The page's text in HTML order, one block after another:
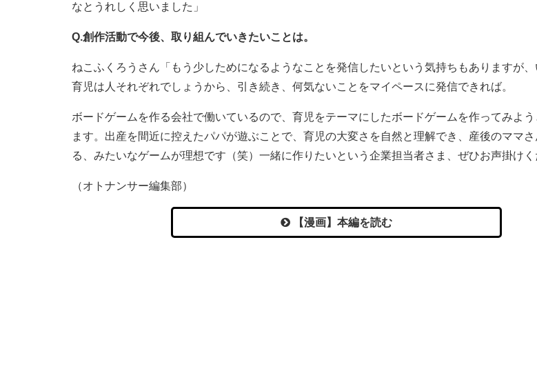
なとうれしく思いました」
Q.創作活動で今後、取り組んでいきたいことは。
ねこふくろうさん「もう少しためになるようなことを発信したいという気持ちもありますが
育児は人それぞれでしょうから、引き続き、何気ないことをマイペースに発信できれば。
ボードゲームを作る会社で働いているので、育児をテーマにしたボードゲームを作ってみよ
ます。出産を間近に控えたパパが遊ぶことで、育児の大変さを自然と理解でき、産後のママ
る、みたいなゲームが理想です（笑）一緒に作りたいという企業担当者さま、ぜひお声掛けく
（オトナンサー編集部）
【漫画】本編を読む